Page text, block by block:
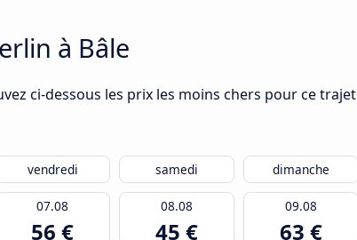
à Bâle
ci-dessous les prix les moins chers pour ce trajet
vendredi samedi dimanche
07.08
56 €
08.08
45 €
09.08
63 €